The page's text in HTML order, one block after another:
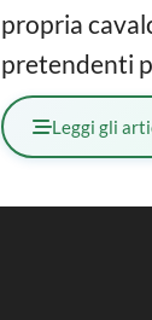
propria
pretendenti
Leggi gli